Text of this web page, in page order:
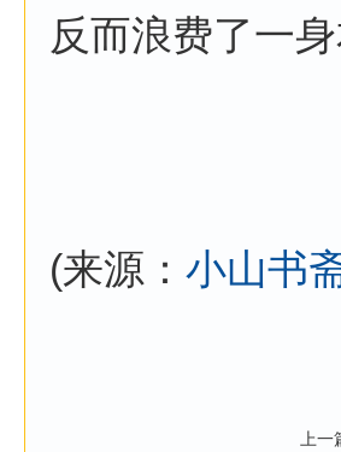
反而浪费了一
(来源： 小山书
上一